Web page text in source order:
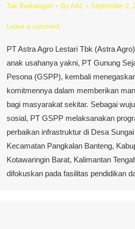
Tak Berkategori By AAL September 2,
Leave a comment
PT Astra Agro Lestari Tbk (Astra
anak usahanya yakni, PT Gunung
Pesona (GSPP), kembali
komitmennya dalam memberikan
bagi masyarakat sekitar. Sebagai
sosial, PT GSPP melaksanakan
perbaikan infrastruktur di Desa
Kecamatan Pangkalan Banteng,
Kotawaringin Barat, Kalimantan
difokuskan pada fasilitas pendidikan